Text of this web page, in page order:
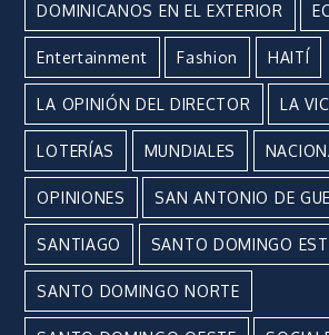
DOMINICANOS EN EL EXTERIOR
Entertainment Fashion HAITÍ
LA OPINIÓN DEL DIRECTOR LA
LOTERÍAS MUNDIALES
OPINIONES SAN ANTONIO DE
SANTIAGO SANTO DOMINGO
SANTO DOMINGO NORTE